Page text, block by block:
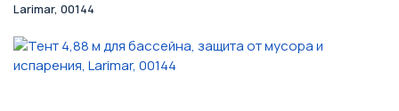
Larimar, 00144